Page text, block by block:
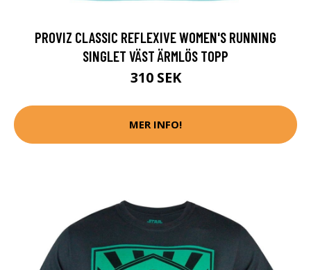
PROVIZ CLASSIC REFLEXIVE WOMEN'S RUNNING
SINGLET VÄST ÄRMLÖS TOPP
310 SEK
MER INFO!